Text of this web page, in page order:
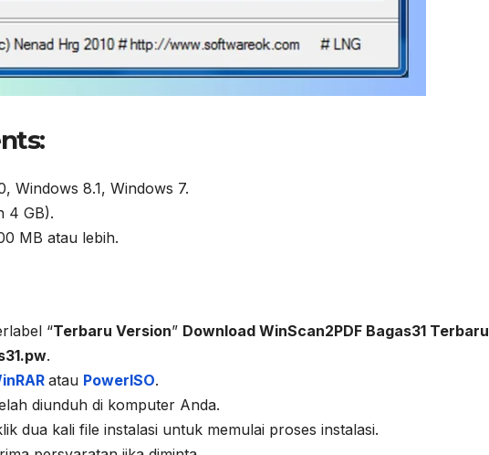
Windows 8.1, Windows 7.
4 GB).
MB atau lebih.
“Terbaru Version” Download WinScan2PDF Bagas31 Terbaru
.
atau PowerISO.
diunduh di komputer Anda.
dua kali file instalasi untuk memulai proses instalasi.